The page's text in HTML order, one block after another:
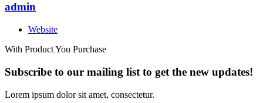
admin
Website
With Product You Purchase
Subscribe to our mailing list to get the new updates!
Lorem ipsum dolor sit amet, consectetur.